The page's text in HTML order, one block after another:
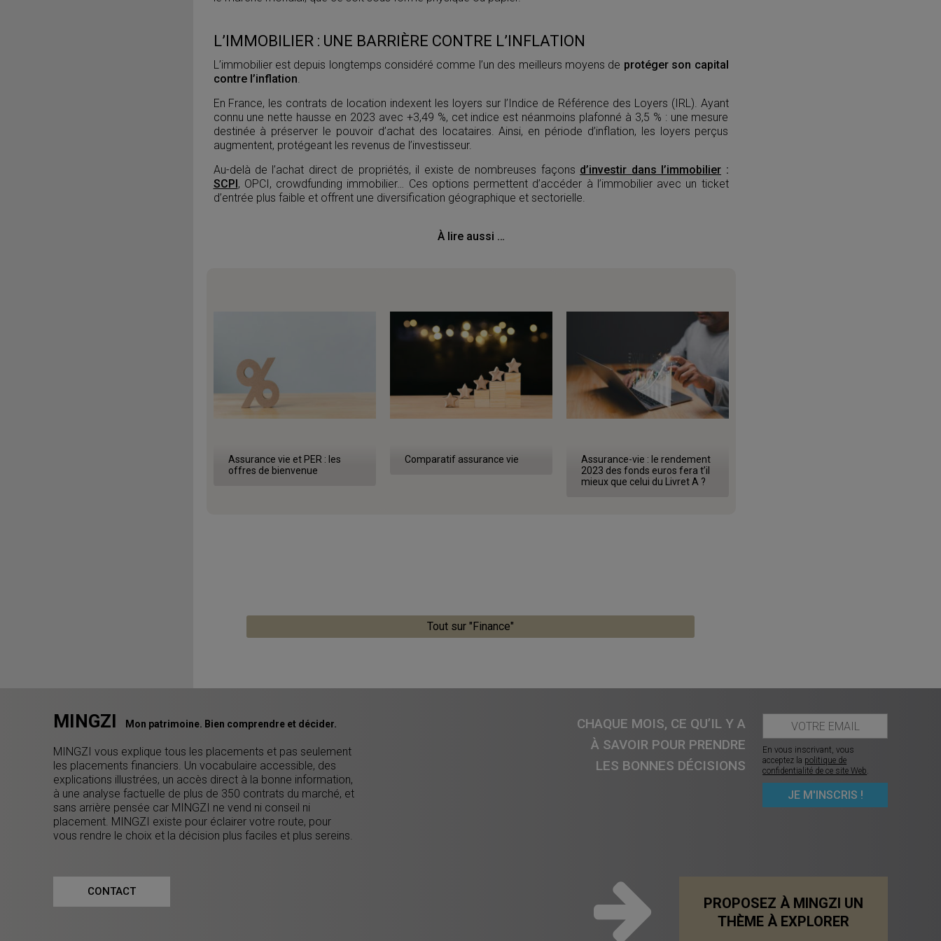
L’IMMOBILIER : UNE BARRIÈRE CONTRE L’INFLATION
L’immobilier est depuis longtemps considéré comme l’un des meilleurs moyens de protéger son capital
contre l’inflation.
En France, les contrats de location indexent les loyers sur l’Indice de Référence des Loyers (IRL). Ayant
connu une nette hausse en 2023 avec +3,49 %, cet indice est néanmoins plafonné à 3,5 % : une mesure
destinée à préserver le pouvoir d’achat des locataires. Ainsi, en période d’inflation, les loyers perçus
augmentent, protégeant les revenus de l’investisseur.
Au-delà de l’achat direct de propriétés, il existe de nombreuses façons d’investir dans l’immobilier :
SCPI , OPCI, crowdfunding immobilier… Ces options permettent d’accéder à l’immobilier avec un ticket
d’entrée plus faible et offrent une diversification géographique et sectorielle.
À lire aussi …
Assurance vie et PER : les
offres de bienvenue
Comparatif assurance vie
Assurance-vie : le rendement
2023 des fonds euros fera t’il
mieux que celui du Livret A ?
Tout sur "Finance"
MINGZI Mon patrimoine. Bien comprendre et décider.
MINGZI vous explique tous les placements et pas seulement
les placements financiers. Un vocabulaire accessible, des
explications illustrées, un accès direct à la bonne information,
à une analyse factuelle de plus de 350 contrats du marché, et
sans arrière pensée car MINGZI ne vend ni conseil ni
placement. MINGZI existe pour éclairer votre route, pour
vous rendre le choix et la décision plus faciles et plus sereins.
CHAQUE MOIS, CE QU’IL Y A
À SAVOIR POUR PRENDRE
LES BONNES DÉCISIONS
En vous inscrivant, vous
acceptez la politique de
confidentialité de ce site Web.
CONTACT
PROPOSEZ À MINGZI UN
THÈME À EXPLORER